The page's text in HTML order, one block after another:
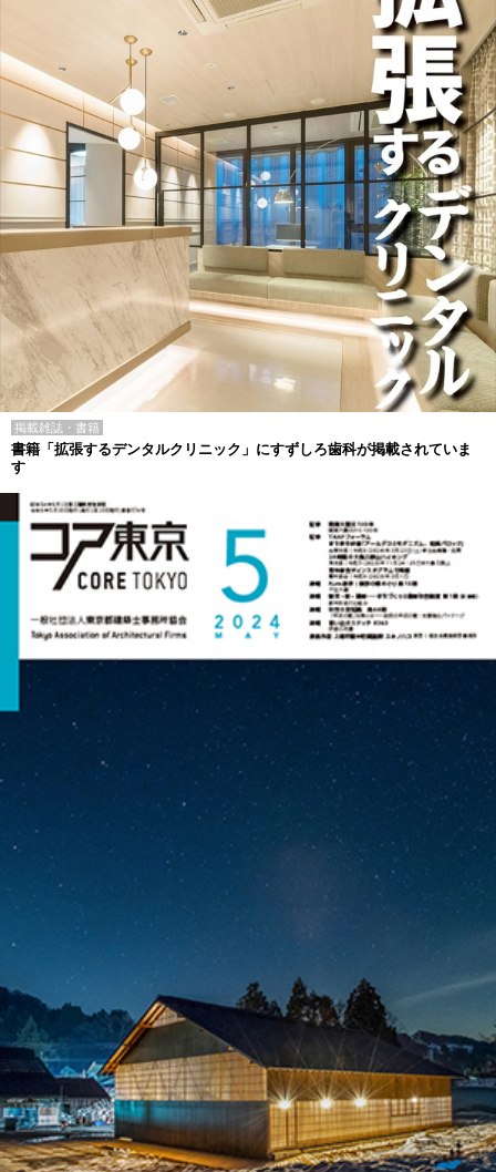
掲載雑誌・書籍
書籍「拡張するデンタルクリニック」にすずしろ歯科が掲載されていま
す